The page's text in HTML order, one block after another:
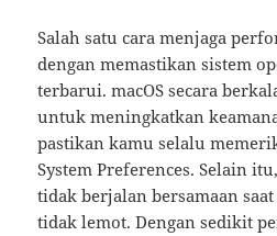
Salah satu cara menjaga
dengan memastikan sistem
terbarui. macOS secara
untuk meningkatkan
pastikan kamu selalu
System Preferences. Selain
tidak berjalan bersamaan
tidak lemot. Dengan sedikit